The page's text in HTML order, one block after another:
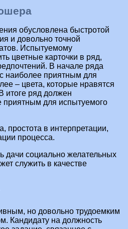
обусловлена быстротой
и довольно точной
Испытуемому
цветные карточки в ряд,
В начале ряда
с наиболее приятным для
– цвета, которые нравятся
итоге ряд должен
приятным для испытуемого
простота в интерпретации,
процесса.
дачи социально желательных
служить в качестве
но довольно трудоемким
Кандидату на должность